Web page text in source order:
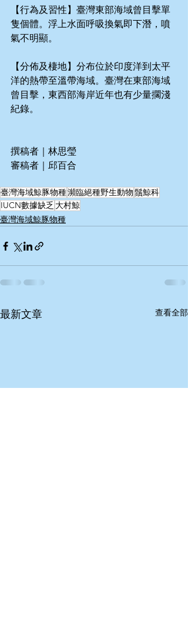
【行為及習性】臺灣東部海域曾目擊單
隻個體。浮上水面呼吸換氣即下潛，噴
氣不明顯。
【分佈及棲地】分布位於印度洋到太平
洋的熱帶至溫帶海域。臺灣在東部海域
曾目擊，東西部海岸近年也有少量擱淺
紀錄。
撰稿者｜林思瑩
審稿者｜邱百合
臺灣海域鯨豚物種瀕臨絕種野生動物鬚鯨科
IUCN數據缺乏 大村鯨
臺灣海域鯨豚物種
最新文章 查看全部